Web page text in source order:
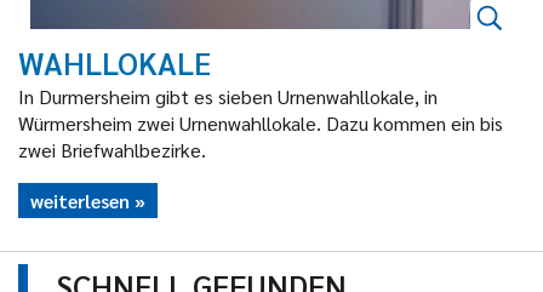
WAHLLOKALE
In Durmersheim gibt es sieben Urnenwahllokale, in
Würmersheim zwei Urnenwahllokale. Dazu kommen ein bis
zwei Briefwahlbezirke.
weiterlesen